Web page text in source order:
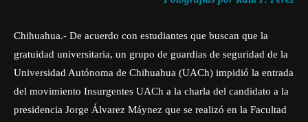
Chihuahua.- De acuerdo con estudiantes que buscan que la
gratuidad universitaria, un grupo de guardias de seguridad de la
Universidad Autónoma de Chihuahua (UACh) impidió la entrada
del movimiento Insurgentes UACh a la charla del candidato a la
presidencia Jorge Álvarez Máynez que se realizó en la Facultad